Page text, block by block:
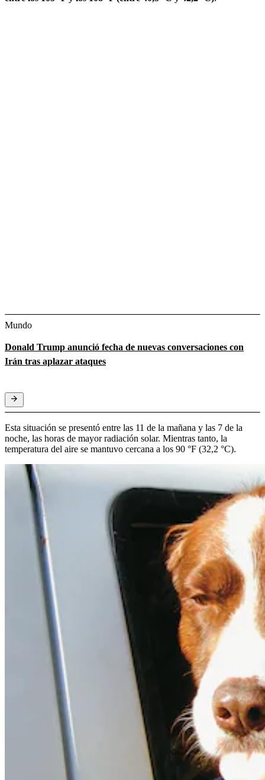
Mundo
Donald Trump anunció fecha de nuevas conversaciones con
Irán tras aplazar ataques
Esta situación se presentó entre las 11 de la mañana y las 7 de la
noche, las horas de mayor radiación solar. Mientras tanto, la
temperatura del aire se mantuvo cercana a los 90 °F (32,2 °C).